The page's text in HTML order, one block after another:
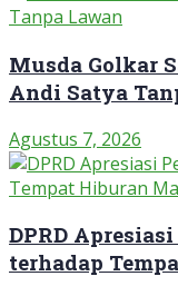
Musda Golkar
Andi Satya
Agustus 7, 2026
DPRD
terhadap